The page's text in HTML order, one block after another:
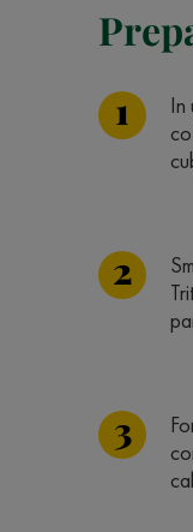
In